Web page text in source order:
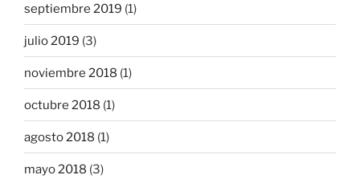
septiembre 2019 (1)
julio 2019 (3)
noviembre 2018 (1)
octubre 2018 (1)
agosto 2018 (1)
mayo 2018 (3)